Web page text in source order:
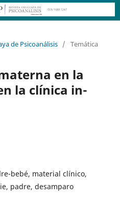
de Psicoanálisis / Temática
en la
la clínica in-
bebé, material clínico,
padre, desamparo